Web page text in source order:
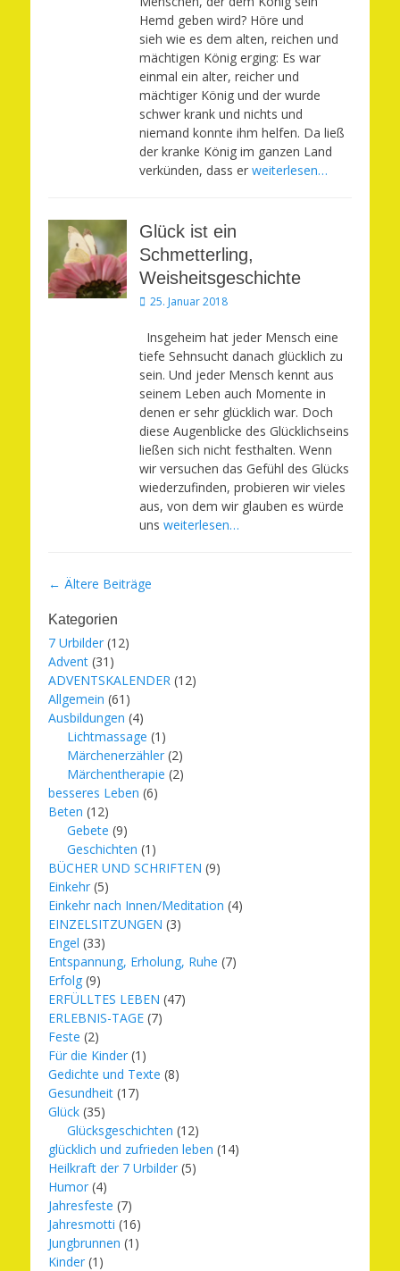
Hemd geben wird? Höre und
sieh wie es dem alten, reichen und
mächtigen König erging: Es war
einmal ein alter, reicher und
mächtiger König und der wurde
schwer krank und nichts und
niemand konnte ihm helfen. Da ließ
der kranke König im ganzen Land
verkünden, dass er weiterlesen…
Glück ist ein
Schmetterling,
Weisheitsgeschichte
Veröffentlicht
25. Januar 2018
Insgeheim hat jeder Mensch eine
tiefe Sehnsucht danach glücklich zu
sein. Und jeder Mensch kennt aus
seinem Leben auch Momente in
denen er sehr glücklich war. Doch
diese Augenblicke des Glücklichseins
ließen sich nicht festhalten. Wenn
wir versuchen das Gefühl des Glücks
wiederzufinden, probieren wir vieles
aus, von dem wir glauben es würde
uns weiterlesen…
Beitragsnavigation
← Ältere Beiträge
Kategorien
7 Urbilder (12)
Advent (31)
ADVENTSKALENDER (12)
Allgemein (61)
Ausbildungen (4)
Lichtmassage (1)
Märchenerzähler (2)
Märchentherapie (2)
besseres Leben (6)
Beten (12)
Gebete (9)
Geschichten (1)
BÜCHER UND SCHRIFTEN (9)
Einkehr (5)
Einkehr nach Innen/Meditation (4)
EINZELSITZUNGEN (3)
Engel (33)
Entspannung, Erholung, Ruhe (7)
Erfolg (9)
ERFÜLLTES LEBEN (47)
ERLEBNIS-TAGE (7)
Feste (2)
Für die Kinder (1)
Gedichte und Texte (8)
Gesundheit (17)
Glück (35)
Glücksgeschichten (12)
glücklich und zufrieden leben (14)
Heilkraft der 7 Urbilder (5)
Humor (4)
Jahresfeste (7)
Jahresmotti (16)
Jungbrunnen (1)
Kinder (1)